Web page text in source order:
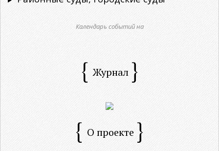
Календарь событий на
Журнал
О проекте